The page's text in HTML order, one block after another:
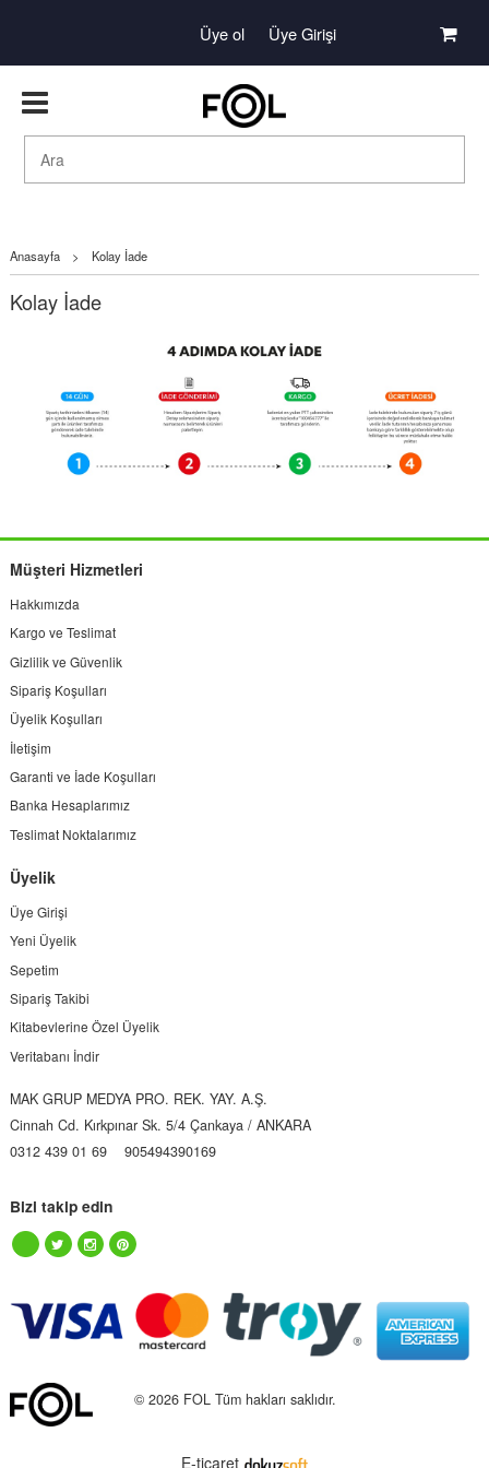
Üye ol Üye Girişi
Anasayfa > Kolay İade
Kolay İade
Müşteri Hizmetleri
Hakkımızda
Kargo ve Teslimat
Gizlilik ve Güvenlik
Sipariş Koşulları
Üyelik Koşulları
İletişim
Garanti ve İade Koşulları
Banka Hesaplarımız
Teslimat Noktalarımız
Üyelik
Üye Girişi
Yeni Üyelik
Sepetim
Sipariş Takibi
Kitabevlerine Özel Üyelik
Veritabanı İndir
MAK GRUP MEDYA PRO. REK. YAY. A.Ş.
Cinnah Cd. Kırkpınar Sk. 5/4 Çankaya / ANKARA
0312 439 01 69
905494390169
Bizi takip edin
© 2026 FOL Tüm hakları saklıdır.
E-ticaret